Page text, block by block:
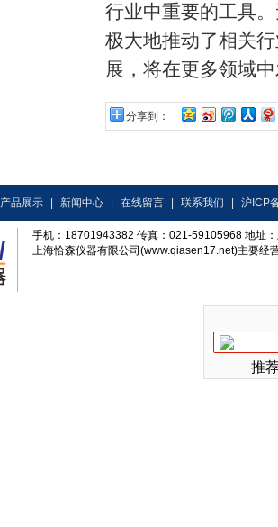
行业中重要的工具
极大地推动了相关
展，将在更多领域
分享到：
产品展示 新闻中心 在线留言 联系我们 沪ICP
手机：18701943382 传真：021-59105968 地址
上海恰森仪器有限公司(www.qiasen17.net)主要经
推